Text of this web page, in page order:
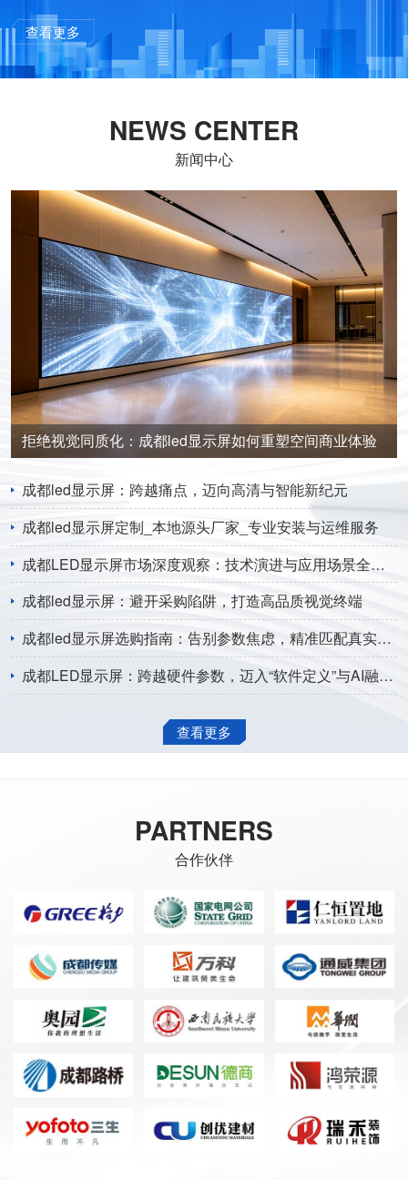
集科研、生产、销售为一体的高科技企业。公司凭借雄厚技
术和人才的优势，其产品先后涉足光电工程技术、自动识别
技术、智能化控制技术及其计算机网络及管理、系统集成等
数字高科技领域。
查看更多
NEWS CENTER
新闻中心
拒绝视觉同质化：成都led显示屏如何重塑空间商业体验
成都led显示屏：跨越痛点，迈向高清与智能新纪元
成都led显示屏定制_本地源头厂家_专业安装与运维服务
成都LED显示屏市场深度观察：技术演进与应用场景全面解析
成都led显示屏：避开采购陷阱，打造高品质视觉终端
成都led显示屏选购指南：告别参数焦虑，精准匹配真实需求
成都LED显示屏：跨越硬件参数，迈入“软件定义”与AI融合新纪元
查看更多
PARTNERS
合作伙伴